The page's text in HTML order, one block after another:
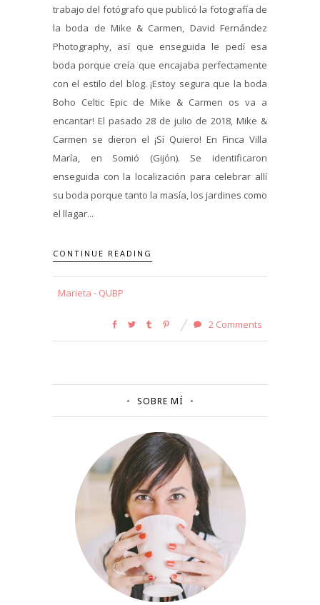
trabajo del fotógrafo que publicó la fotografía de
la boda de Mike & Carmen, David Fernández
Photography, así que enseguida le pedí esa
boda porque creía que encajaba perfectamente
con el estilo del blog. ¡Estoy segura que la boda
Boho Celtic Epic de Mike & Carmen os va a
encantar! El pasado 28 de julio de 2018, Mike &
Carmen se dieron el ¡Sí Quiero! En Finca Villa
María, en Somió (Gijón). Se identificaron
enseguida con la localización para celebrar allí
su boda porque tanto la masía, los jardines como
el llagar...
CONTINUE READING
Marieta - QUBP
2 Comments
SOBRE MÍ